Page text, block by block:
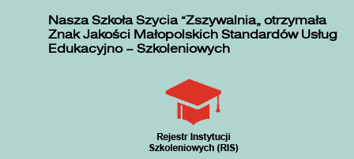
Nasza Szkoła Szycia „Zszywalnia” otrzymała
Znak Jakości Małopolskich Standardów Usług
Edukacyjno – Szkoleniowych